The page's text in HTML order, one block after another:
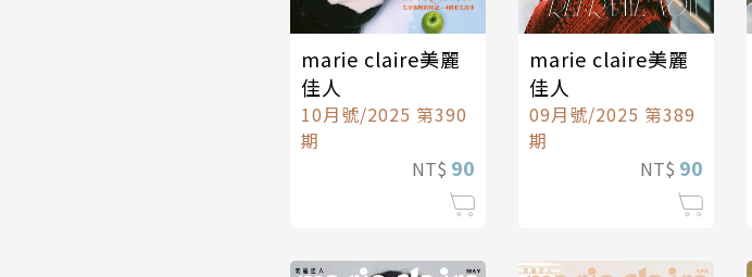
marie claire美麗
佳人
10月號/2025 第390
期
NT$ 90
marie claire美麗
佳人
09月號/2025 第389
期
NT$ 90